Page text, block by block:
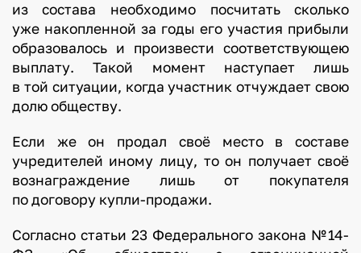
из состава необходимо посчитать сколько
уже накопленной за годы его участия прибыли
образовалось и произвести соответствующею
выплату. Такой момент наступает лишь
в той ситуации, когда участник отчуждает свою
долю обществу.
Если же он продал своё место в составе
учредителей иному лицу, то он получает своё
вознаграждение лишь от покупателя
по договору купли-продажи.
Согласно статьи 23 Федерального закона №14-